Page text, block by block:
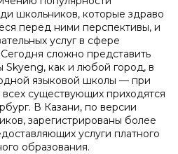
школьников, которые здраво
перед ними перспективы, и
услуг в сфере
сложно представить
как и любой город, в
языковой школы — при
существующих приходятся
В Казани, по версии
зарегистрированы более
услуги платного
образования.